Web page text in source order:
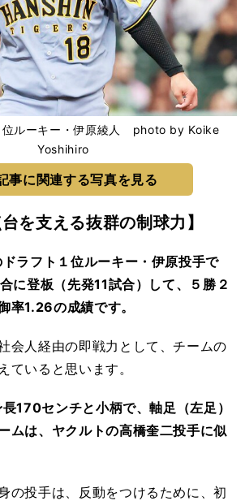
位ルーキー・伊原綾人 photo by Koike
Yoshihiro
事に関連する写真を見る
台を支える抜群の制球力】
ラフト１位ルーキー・伊原投手で
に登板（先発11試合）して、５勝２
率1.26の成績です。
会人経由の即戦力として、チームの
ていると思います。
170センチと小柄で、軸足（左足）
ムは、ヤクルトの高橋奎二投手に似
の投手は、反動をつけるために、初